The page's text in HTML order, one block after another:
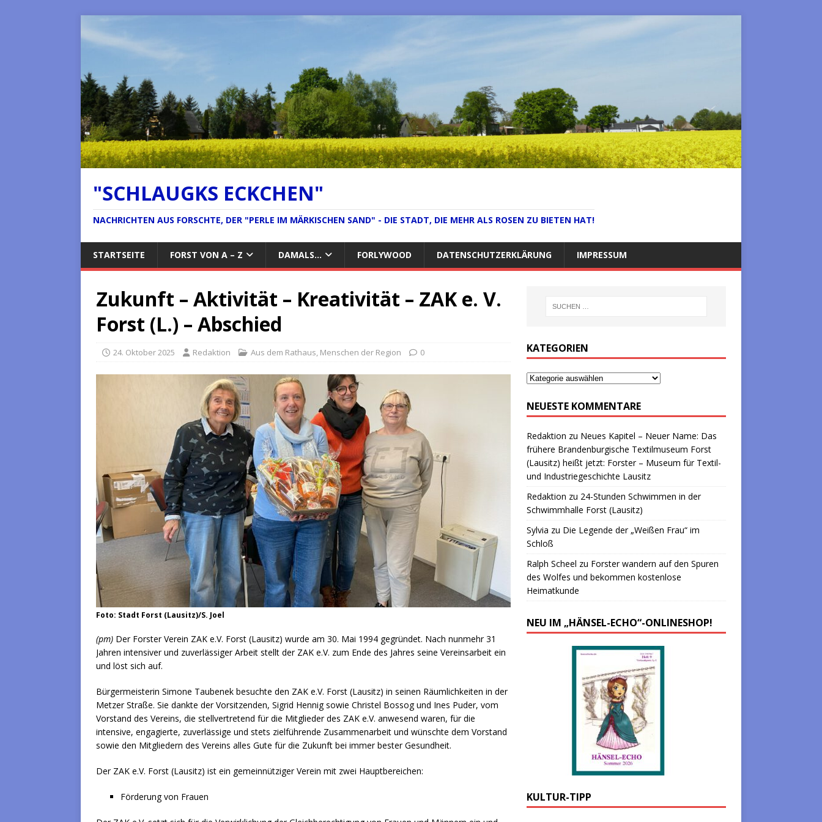
"SCHLAUGKS ECKCHEN"
NACHRICHTEN AUS FORSCHTE, DER "PERLE IM MÄRKISCHEN SAND" - DIE STADT, DIE MEHR ALS ROSEN ZU BIETEN HAT!
STARTSEITE FORST VON A – Z DAMALS… FORLYWOOD DATENSCHUTZERKLÄRUNG IMPRESSUM
Zukunft – Aktivität – Kreativität – ZAK e. V.
Forst (L.) – Abschied
24. Oktober 2025 Redaktion Aus dem Rathaus, Menschen der Region 0
Foto: Stadt Forst (Lausitz)/S. Joel
(pm) Der Forster Verein ZAK e.V. Forst (Lausitz) wurde am 30. Mai 1994 gegründet. Nach nunmehr 31
Jahren intensiver und zuverlässiger Arbeit stellt der ZAK e.V. zum Ende des Jahres seine Vereinsarbeit ein
und löst sich auf.
Bürgermeisterin Simone Taubenek besuchte den ZAK e.V. Forst (Lausitz) in seinen Räumlichkeiten in der
Metzer Straße. Sie dankte der Vorsitzenden, Sigrid Hennig sowie Christel Bossog und Ines Puder, vom
Vorstand des Vereins, die stellvertretend für die Mitglieder des ZAK e.V. anwesend waren, für die
intensive, engagierte, zuverlässige und stets zielführende Zusammenarbeit und wünschte dem Vorstand
sowie den Mitgliedern des Vereins alles Gute für die Zukunft bei immer bester Gesundheit.
Der ZAK e.V. Forst (Lausitz) ist ein gemeinnütziger Verein mit zwei Hauptbereichen:
Förderung von Frauen
KATEGORIEN
NEUESTE KOMMENTARE
Redaktion zu Neues Kapitel – Neuer Name: Das
frühere Brandenburgische Textilmuseum Forst
(Lausitz) heißt jetzt: Forster – Museum für Textil-
und Industriegeschichte Lausitz
Redaktion zu 24-Stunden Schwimmen in der
Schwimmhalle Forst (Lausitz)
Sylvia zu Die Legende der „Weißen Frau“ im
Schloß
Ralph Scheel zu Forster wandern auf den Spuren
des Wolfes und bekommen kostenlose
Heimatkunde
NEU IM „HÄNSEL-ECHO“-ONLINESHOP!
KULTUR-TIPP